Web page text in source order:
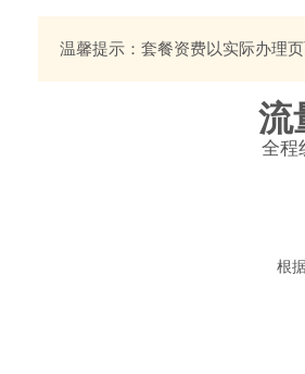
温馨提示：套餐资费以实际办理
流
全程
根